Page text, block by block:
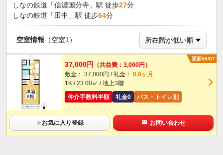
しなの鉄道「信濃国分寺」駅 徒歩27分
しなの鉄道「田中」駅 徒歩64分
空室情報 （空室1）
更新08/07
37,000円
（共益費：3,000円）
敷金： 37,000円 / 礼金： 0.0ヶ月
1K / 23.00㎡ / 地上3階
仲介手数料半額
礼金0 バス・トイレ別
★お気に入り登録 お問い合わせ